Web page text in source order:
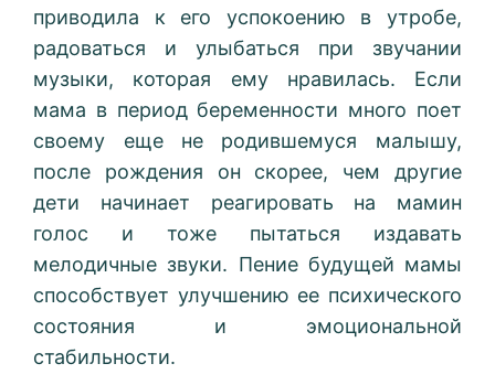
приводила к его успокоению в утробе,
радоваться и улыбаться при звучании
музыки, которая ему нравилась. Если
мама в период беременности много поет
своему еще не родившемуся малышу,
после рождения он скорее, чем другие
дети начинает реагировать на мамин
голос и тоже пытаться издавать
мелодичные звуки. Пение будущей мамы
способствует улучшению ее психического
состояния и эмоциональной
стабильности.